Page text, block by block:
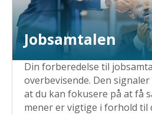
Jobsamtalen
Din forberedelse til
overbevisende. Den
at du kan fokusere på at få
mener er vigtige i forhold til